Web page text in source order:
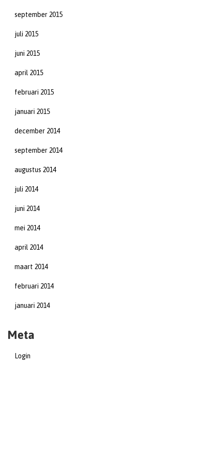
september 2015
juli 2015
juni 2015
april 2015
februari 2015
januari 2015
december 2014
september 2014
augustus 2014
juli 2014
juni 2014
mei 2014
april 2014
maart 2014
februari 2014
januari 2014
Meta
Login